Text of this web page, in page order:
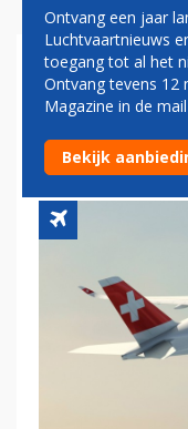
SWISS
VLOOT
Ontvang een jaar
Luchtvaartnieuws
toegang tot al het
Ontvang tevens 12
Magazine in de
Bekijk